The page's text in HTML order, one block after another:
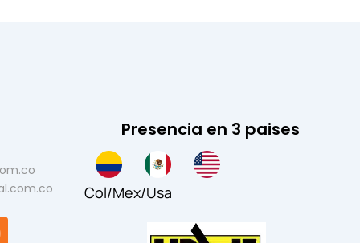
Presencia en 3 paises
Col/Mex/Usa